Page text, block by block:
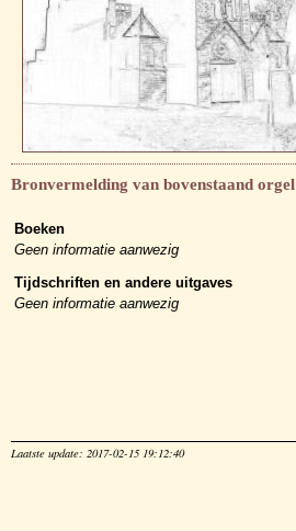
Bronvermelding van bovenstaand orgel
Boeken
Geen informatie aanwezig
Tijdschriften en andere uitgaves
Geen informatie aanwezig
Laatste update: 2017-02-15 19:12:40